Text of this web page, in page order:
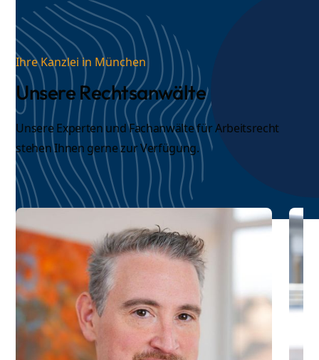
Ihre Kanzlei in München
Unsere Rechtsanwälte
Unsere Experten undFachanwälte für Arbeitsrecht
stehen Ihnen gerne zur Verfügung.